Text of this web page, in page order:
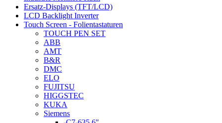
Ersatz-Displays (TFT/LCD)
LCD Backlight Inverter
Touch Screen - Folientastaturen
TOUCH PEN SET
ABB
AMT
B&R
DMC
ELO
FUJITSU
HIGGSTEC
KUKA
Siemens